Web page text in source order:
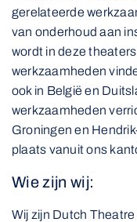
gerelateerde
van onderhoud aan
wordt in deze
werkzaamheden
ook in België en
werkzaamheden
Groningen en
plaats vanuit ons
Wie zijn wij:
Wij zijn Dutch